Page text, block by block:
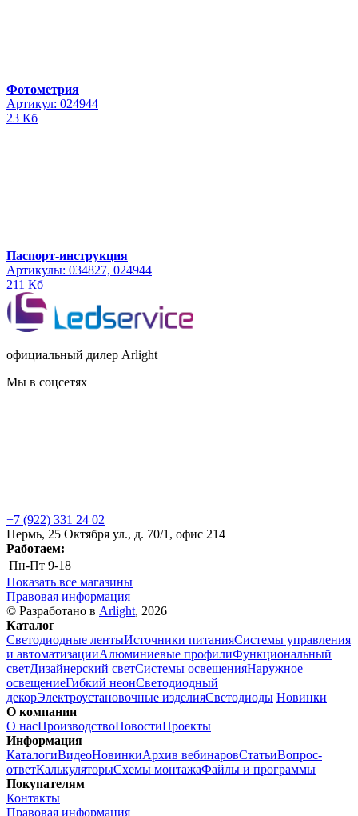
Фотометрия
Артикул: 024944
23 Кб
Паспорт-инструкция
Артикулы: 034827, 024944
211 Кб
официальный дилер Arlight
Мы в соцсетях
+7 (922) 331 24 02
Пермь, 25 Октября ул., д. 70/1, офис 214
Работаем:
Пн-Пт 9-18
Показать все магазины
Правовая информация
© Разработано в Arlight, 2026
Каталог
Светодиодные лентыИсточники питанияСистемы управления
и автоматизацииАлюминиевые профилиФункциональный
светДизайнерский светСистемы освещенияНаружное
освещениеГибкий неонСветодиодный
декорЭлектроустановочные изделияСветодиоды Новинки
О компании
О насПроизводствоНовостиПроекты
Информация
КаталогиВидеоНовинкиАрхив вебинаровСтатьиВопрос-
ответКалькуляторыСхемы монтажаФайлы и программы
Покупателям
Контакты
Правовая информация